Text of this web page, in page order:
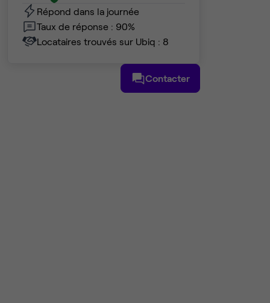
Répond dans la journée
Taux de réponse : 90%
Locataires trouvés sur Ubiq : 8
Contacter